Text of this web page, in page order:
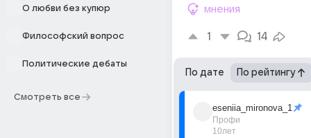
О любви без купюр
Философский вопрос
Политические дебаты
Смотреть все
мнения
1 14
По дате По рейтингу
eseniia_mironova_1
Профи
10лет